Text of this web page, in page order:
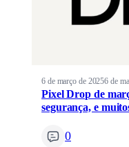
6 de março de 20256 de
Pixel Drop de
segurança, e
0